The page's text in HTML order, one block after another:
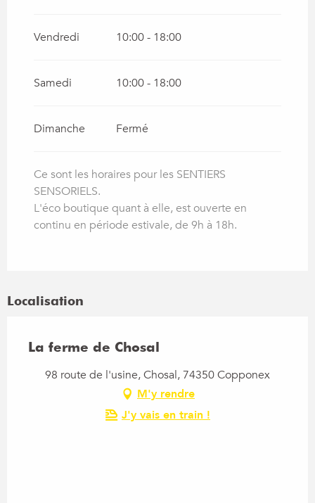
Vendredi 10:00 - 18:00
Samedi 10:00 - 18:00
Dimanche Fermé
Ce sont les horaires pour les SENTIERS
SENSORIELS.
L'éco boutique quant à elle, est ouverte en
continu en période estivale, de 9h à 18h.
Localisation
La ferme de Chosal
98 route de l'usine, Chosal, 74350 Copponex
M'y rendre
J'y vais en train !